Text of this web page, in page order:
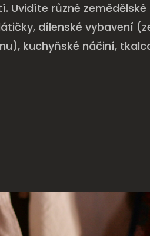
Uvidíte různé
dílenské vybavení
kuchyňské náčiní,